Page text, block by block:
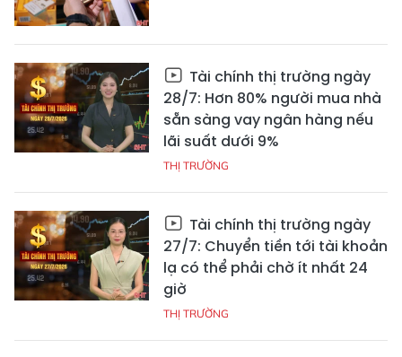
Tài chính thị trường ngày
28/7: Hơn 80% người mua nhà
sẵn sàng vay ngân hàng nếu
lãi suất dưới 9%
THỊ TRƯỜNG
Tài chính thị trường ngày
27/7: Chuyển tiền tới tài khoản
lạ có thể phải chờ ít nhất 24
giờ
THỊ TRƯỜNG